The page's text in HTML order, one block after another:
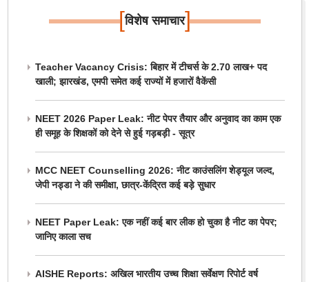
[विशेष समाचार]
Teacher Vacancy Crisis: बिहार में टीचर्स के 2.70 लाख+ पद
खाली; झारखंड, एमपी समेत कई राज्यों में हजारों वैकेंसी
NEET 2026 Paper Leak: नीट पेपर तैयार और अनुवाद का काम एक
ही समूह के शिक्षकों को देने से हुई गड़बड़ी - सूत्र
MCC NEET Counselling 2026: नीट काउंसलिंग शेड्यूल जल्द,
जेपी नड्डा ने की समीक्षा, छात्र-केंद्रित कई बड़े सुधार
NEET Paper Leak: एक नहीं कई बार लीक हो चुका है नीट का पेपर;
जानिए काला सच
AISHE Reports: अखिल भारतीय उच्च शिक्षा सर्वेक्षण रिपोर्ट वर्ष